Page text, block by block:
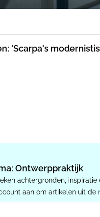
'Scarpa's
Ontwerppraktijk
achtergronden,
aan om artikelen uit de